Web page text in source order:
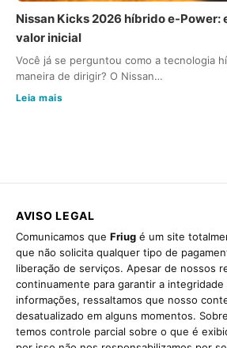
Nissan Kicks 2026 híbrido e-Power:
valor inicial
Você já se perguntou como a tecnologia
maneira de dirigir? O Nissan…
Leia mais
AVISO LEGAL
Comunicamos que Friug é um site
que não solicita qualquer tipo de
liberação de serviços. Apesar de nossos
continuamente para garantir a integridade
informações, ressaltamos que nosso
desatualizado em alguns momentos.
temos controle parcial sobre o que é